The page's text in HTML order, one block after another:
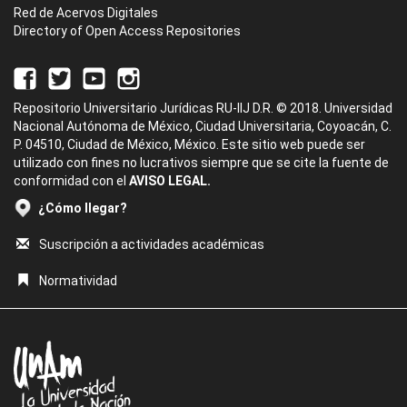
Red de Acervos Digitales
Directory of Open Access Repositories
Repositorio Universitario Jurídicas RU-IIJ D.R. © 2018. Universidad
Nacional Autónoma de México, Ciudad Universitaria, Coyoacán, C.
P. 04510, Ciudad de México, México. Este sitio web puede ser
utilizado con fines no lucrativos siempre que se cite la fuente de
conformidad con el AVISO LEGAL.
¿Cómo llegar?
Suscripción a actividades académicas
Normatividad